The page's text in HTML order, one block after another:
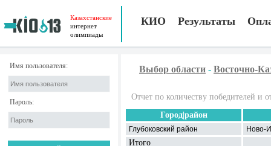
Казахстанские
интернет
олимпиады
КИО Результаты
Имя пользователя:
Пароль:
Выбор области - Восточно-
Отчет по количеству победителей и
Город|район
Глубоковский район Ново-
Итого